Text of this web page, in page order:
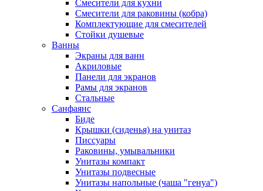
Смесители для кухни
Смесители для раковины (кобра)
Комплектующие для смесителей
Стойки душевые
Ванны
Экраны для ванн
Акриловые
Панели для экранов
Рамы для экранов
Стальные
Санфаянс
Биде
Крышки (сиденья) на унитаз
Писсуары
Раковины, умывальники
Унитазы компакт
Унитазы подвесные
Унитазы напольные (чаша "генуа")